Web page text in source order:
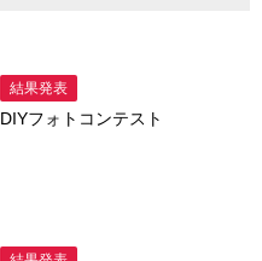
結果発表
DIYフォトコンテスト